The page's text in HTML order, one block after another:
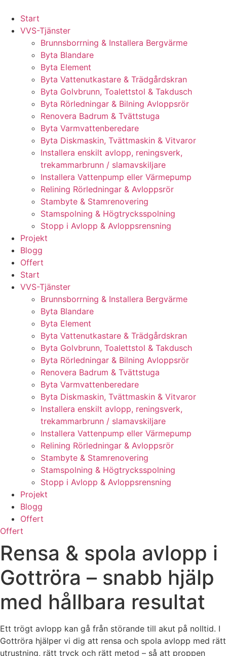
content
Start
VVS-Tjänster
Brunnsborrning & Installera Bergvärme
Byta Blandare
Byta Element
Byta Vattenutkastare & Trädgårdskran
Byta Golvbrunn, Toalettstol & Takdusch
Byta Rörledningar & Bilning Avloppsrör
Renovera Badrum & Tvättstuga
Byta Varmvattenberedare
Byta Diskmaskin, Tvättmaskin & Vitvaror
Installera enskilt avlopp, reningsverk,
trekammarbrunn / slamavskiljare
Installera Vattenpump eller Värmepump
Relining Rörledningar & Avloppsrör
Stambyte & Stamrenovering
Stamspolning & Högtrycksspolning
Stopp i Avlopp & Avloppsrensning
Projekt
Blogg
Offert
Start
VVS-Tjänster
Brunnsborrning & Installera Bergvärme
Byta Blandare
Byta Element
Byta Vattenutkastare & Trädgårdskran
Byta Golvbrunn, Toalettstol & Takdusch
Byta Rörledningar & Bilning Avloppsrör
Renovera Badrum & Tvättstuga
Byta Varmvattenberedare
Byta Diskmaskin, Tvättmaskin & Vitvaror
Installera enskilt avlopp, reningsverk,
trekammarbrunn / slamavskiljare
Installera Vattenpump eller Värmepump
Relining Rörledningar & Avloppsrör
Stambyte & Stamrenovering
Stamspolning & Högtrycksspolning
Stopp i Avlopp & Avloppsrensning
Projekt
Blogg
Offert
Offert
Rensa & spola avlopp i
Gottröra – snabb hjälp
med hållbara resultat
Ett trögt avlopp kan gå från störande till akut på nolltid. I
Gottröra hjälper vi dig att rensa och spola avlopp med rätt
utrustning, rätt tryck och rätt metod – så att proppen